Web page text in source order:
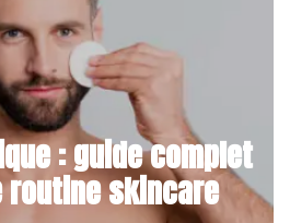
: guide complet
skincare